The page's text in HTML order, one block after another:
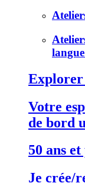
Explorer
Votre
de bord
50 ans
Je crée/